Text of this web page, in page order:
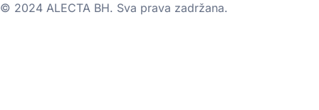
© 2024 ALECTA BH. Sva prava zadržana.